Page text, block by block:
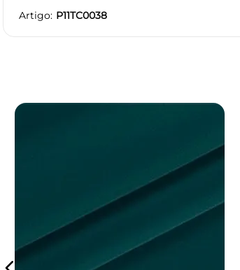
Artigo P11TC0038